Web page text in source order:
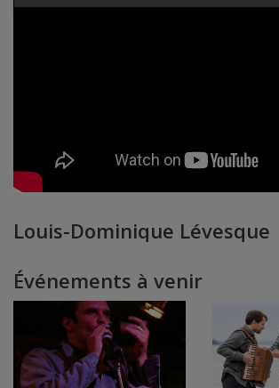
Louis-Dominique Lévesque
Événements à venir